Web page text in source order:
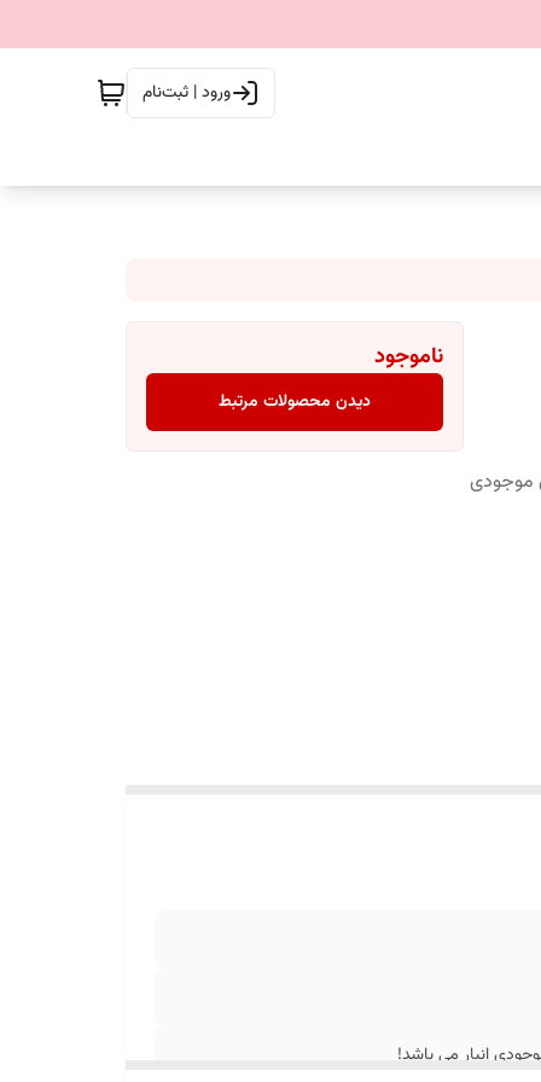
ورود | ثبت‌نام
موجودی
ناموجود
دیدن محصولات مرتبط
انبار می باشد!